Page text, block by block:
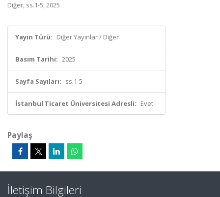
Diğer, ss.1-5, 2025
Yayın Türü: Diğer Yayınlar / Diğer
Basım Tarihi: 2025
Sayfa Sayıları: ss.1-5
İstanbul Ticaret Üniversitesi Adresli: Evet
Paylaş
İletişim Bilgileri